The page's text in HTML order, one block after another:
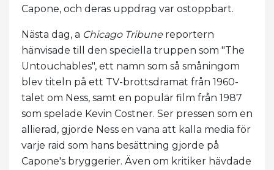
Capone, och deras uppdrag var ostoppbart.
Nästa dag, a Chicago Tribunereportern
hänvisade till den speciella truppen som "The
Untouchables", ett namn som så småningom
blev titeln på ett TV-brottsdramat från 1960-
talet om Ness, samt en populär film från 1987
som spelade Kevin Costner. Ser pressen som en
allierad, gjorde Ness en vana att kalla media för
varje raid som hans besättning gjorde på
Capone's bryggerier. Även om kritiker hävdade